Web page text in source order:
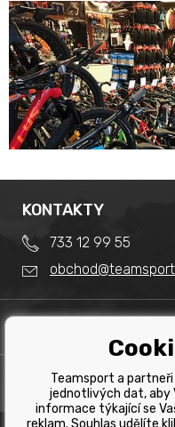
Obchodní podmínky
Splátkový prodej
Reklamace
Tabulka velikostí kol
PRODEJNA
Team Sport - Tomáš
KONTAKTY
733 12 99 55
Teamsport a
jednotlivých dat, aby
informace týkající se
reklam. Souhlas udělíte